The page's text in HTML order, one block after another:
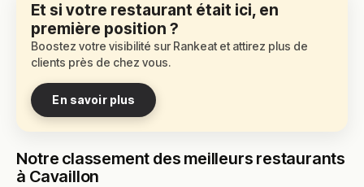
Et si votre restaurant était ici, en
première position ?
Boostez votre visibilité sur Rankeat et attirez plus de
clients près de chez vous.
En savoir plus
Notre classement des meilleurs restaurants
à Cavaillon